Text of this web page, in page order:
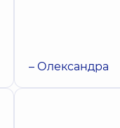
– Олександра